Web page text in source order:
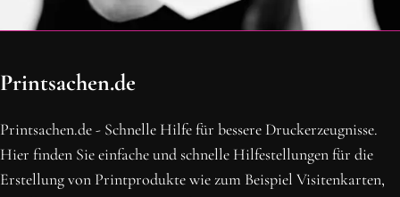
OH SCHON AM ENDE ANGEKOMMEN
BLEIBE MIT UNS IN VERBINDUNG!
Erhalte die neusten Beiträge, sichere dir Top-Angebote und
abonniere unseren Newsletter.
NEWSLETTER ABONNIEREN
Printsachen.de
Printsachen.de - Schnelle Hilfe für bessere Druckerzeugnisse.
Hier finden Sie einfache und schnelle Hilfestellungen für die
Erstellung von Printprodukte wie zum Beispiel Visitenkarten,